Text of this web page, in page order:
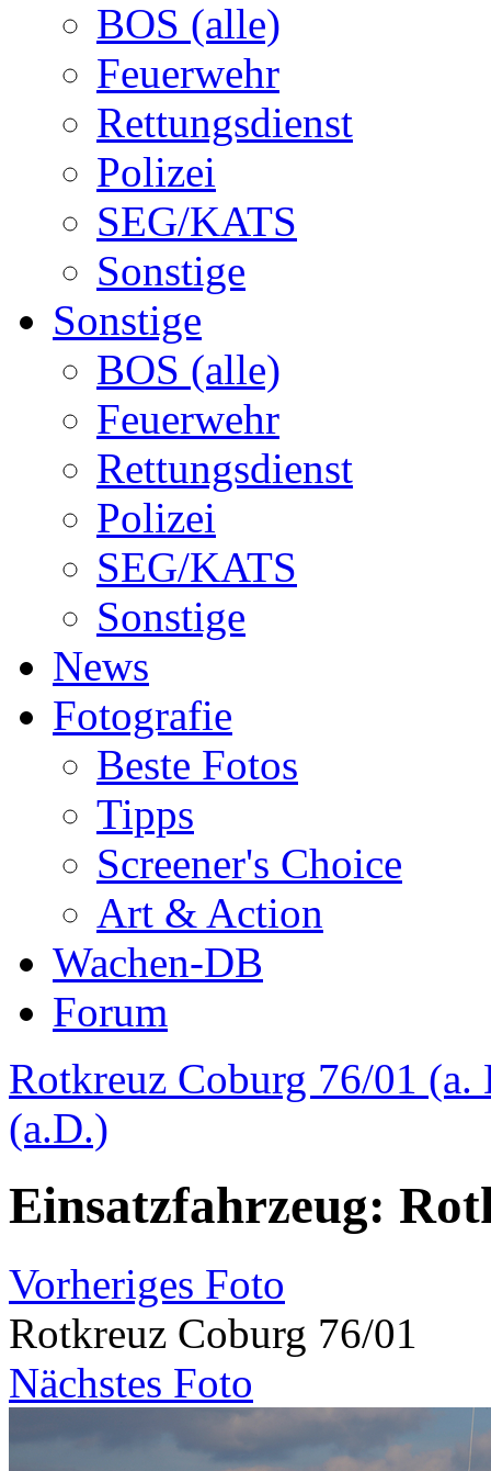
BOS (alle)
Feuerwehr
Rettungsdienst
Polizei
SEG/KATS
Sonstige
Sonstige
BOS (alle)
Feuerwehr
Rettungsdienst
Polizei
SEG/KATS
Sonstige
News
Fotografie
Beste Fotos
Tipps
Screener's Choice
Art & Action
Wachen-DB
Forum
Rotkreuz Coburg 76/01 (a.
(a.D.)
Einsatzfahrzeug:
Vorheriges Foto
Rotkreuz Coburg 76/01
Nächstes Foto